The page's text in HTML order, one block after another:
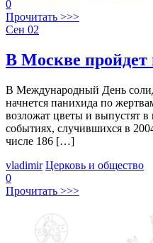
0
Прочитать >>>
Сен 02
В Москве пройдет
В Международный День
начнется панихида по
возложат цветы и выпустят в
событиях, случившихся в
числе 186 […]
vladimir Церковь и общество
0
Прочитать >>>